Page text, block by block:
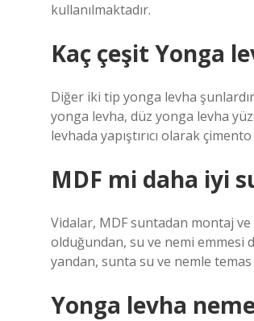
kullanılmaktadır.
Kaç çeşit Yonga
Diğer iki tip yonga levha
yonga levha, düz yonga levha
levhada yapıştırıcı olarak çimento
MDF mi daha iyi
Vidalar, MDF suntadan montaj
olduğundan, su ve nemi emmesi
yandan, sunta su ve nemle
Yonga levha neme